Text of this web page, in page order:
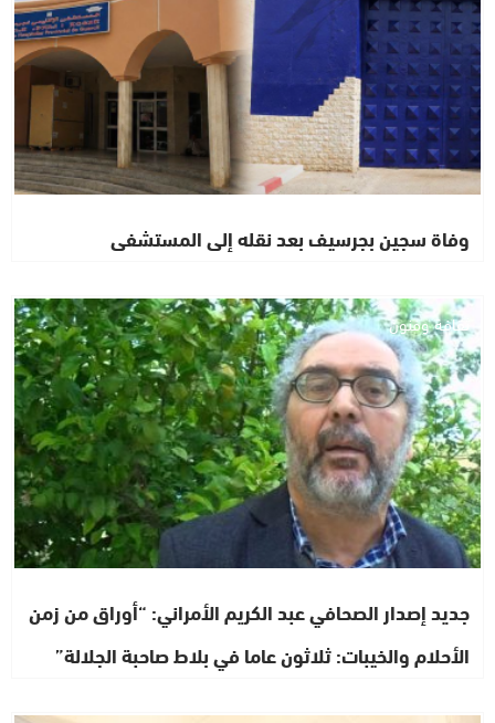
وفاة سجين بجرسيف بعد نقله إلى المستشفى
ثقافة وفنون
جديد إصدار الصحافي عبد الكريم الأمراني: “أوراق من زمن
الأحلام والخيبات: ثلاثون عاما في بلاط صاحبة الجلالة”